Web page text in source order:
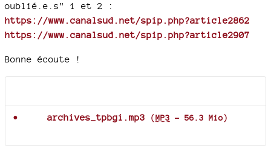
oublié.e.s" 1 et 2 :
https://www.canalsud.net/spip.php?article2862
https://www.canalsud.net/spip.php?article2907
Bonne écoute !
archives_tpbgi.mp3 (MP3 - 56.3 Mio)